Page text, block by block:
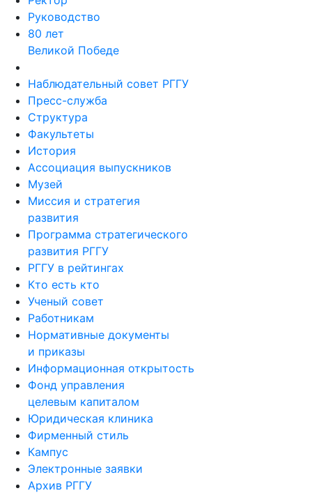
Руководство
80 лет
Великой Победе
Наблюдательный совет РГГУ
Пресс-служба
Структура
Факультеты
История
Ассоциация выпускников
Музей
Миссия и стратегия
развития
Программа стратегического
развития РГГУ
РГГУ в рейтингах
Кто есть кто
Ученый совет
Работникам
Нормативные документы
и приказы
Информационная открытость
Фонд управления
целевым капиталом
Юридическая клиника
Фирменный стиль
Кампус
Электронные заявки
Архив РГГУ